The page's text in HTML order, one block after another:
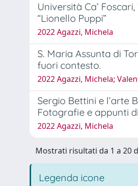
Università Ca’
“Lionello Puppi”
2022 Agazzi, Michela
S. Maria Assunta di
fuori contesto.
2022 Agazzi, Michela;
Sergio Bettini e l’arte
Fotografie e appunti
2022 Agazzi, Michela
Mostrati risultati da 1 a 20
Legenda icone